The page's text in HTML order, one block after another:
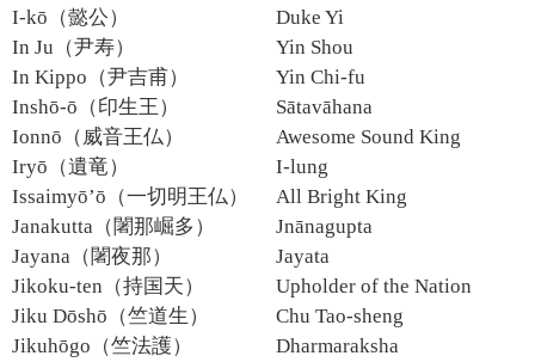
I-kō（懿公）
Duke Yi
In Ju（尹寿）
Yin Shou
In Kippo（尹吉甫）
Yin Chi-fu
Inshō-ō（印生王）
Sātavāhana
Ionnō（威音王仏）
Awesome Sound King
Iryō（遺竜）
I-lung
Issaimyō’ō（一切明王仏）
All Bright King
Janakutta（闍那崛多）
Jnānagupta
Jayana（闍夜那）
Jayata
Jikoku-ten（持国天）
Upholder of the Nation
Jiku Dōshō（竺道生）
Chu Tao-sheng
Jikuhōgo（竺法護）
Dharmaraksha